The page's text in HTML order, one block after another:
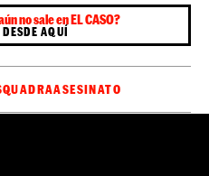
no sale en EL CASO?
AQUÍ
ASESINATO